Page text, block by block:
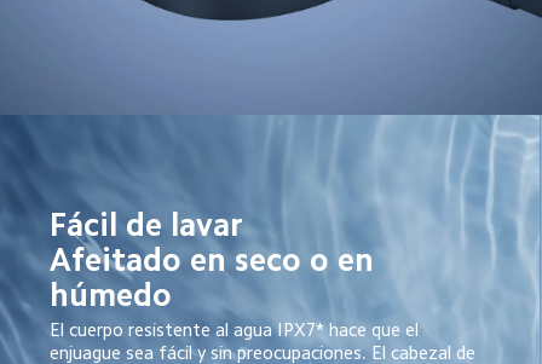
Fácil de lavar
Afeitado en seco o en
húmedo
El cuerpo resistente al agua IPX7* hace que el
enjuague sea fácil y sin preocupaciones. El cabezal de